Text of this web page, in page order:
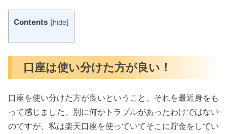
Contents [hide]
口座は使い分けた方が良い！
口座を使い分けた方が良いということ。それを最近身をも
って感じました。別に何かトラブルがあったわけではない
のですが、私は楽天口座を使っていてそこに貯金をしてい